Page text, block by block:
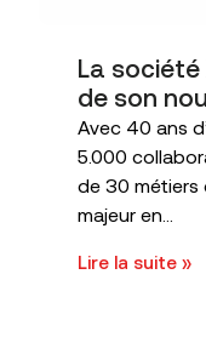
La société
de son
Avec 40 ans
5.000
de 30 métiers
majeur en...
Lire la suite »